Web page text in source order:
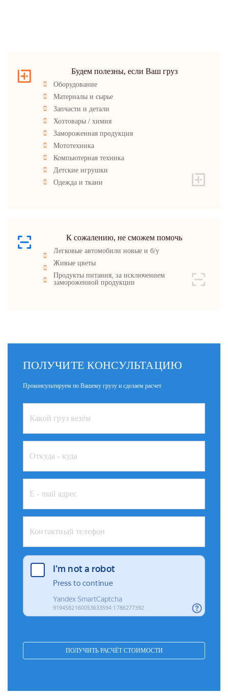
Будем полезны, если Ваш груз
Оборудование
Материалы и сырье
Запчасти и детали
Хозтовары / химия
Замороженная продукция
Мототехника
Компьютерная техника
Детские игрушки
Одежда и ткани
К сожалению, не сможем помочь
Легковые автомобили новые и б/у
Живые цветы
Продукты питания, за исключением
замороженной продукции
ПОЛУЧИТЕ КОНСУЛЬТАЦИЮ
Проконсультируем по Вашему грузу и сделаем расчет
ПОЛУЧИТЬ РАСЧЁТ СТОИМОСТИ